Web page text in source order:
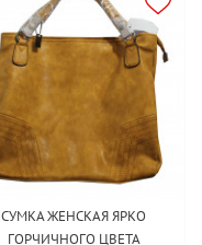
СУМКА ЖЕНСКАЯ ЯРКО
ГОРЧИЧНОГО ЦВЕТА